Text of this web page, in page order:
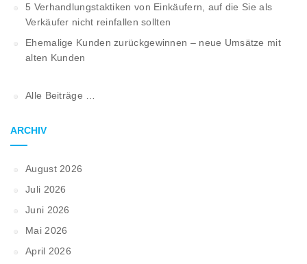
5 Verhandlungstaktiken von Einkäufern, auf die Sie als
Verkäufer nicht reinfallen sollten
Ehemalige Kunden zurückgewinnen – neue Umsätze mit
alten Kunden
Alle Beiträge …
ARCHIV
August 2026
Juli 2026
Juni 2026
Mai 2026
April 2026